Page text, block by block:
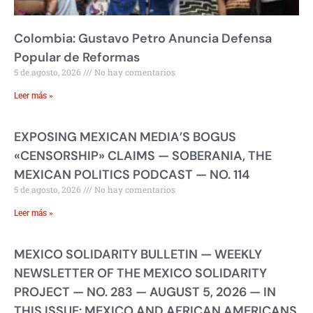
Colombia: Gustavo Petro Anuncia Defensa
Popular de Reformas
5 de agosto, 2026 No hay comentarios
Leer más »
EXPOSING MEXICAN MEDIA’S BOGUS
«CENSORSHIP» CLAIMS — SOBERANIA, THE
MEXICAN POLITICS PODCAST — NO. 114
5 de agosto, 2026 No hay comentarios
Leer más »
MEXICO SOLIDARITY BULLETIN — WEEKLY
NEWSLETTER OF THE MEXICO SOLIDARITY
PROJECT — NO. 283 — AUGUST 5, 2026 — IN